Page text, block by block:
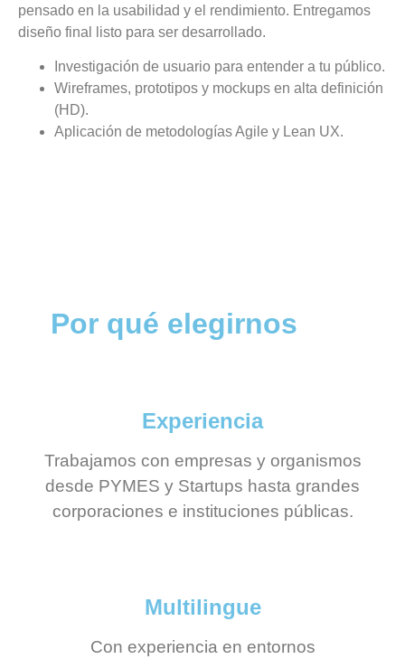
pensado en la usabilidad y el rendimiento. Entregamos
diseño final listo para ser desarrollado.
Investigación de usuario para entender a tu público.
Wireframes, prototipos y mockups en alta definición
(HD).
Aplicación de metodologías Agile y Lean UX.
Por qué elegirnos
Experiencia
Trabajamos con empresas y organismos
desde PYMES y Startups hasta grandes
corporaciones e instituciones públicas.
Multilingue
Con experiencia en entornos